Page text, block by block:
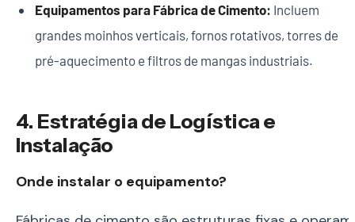
Equipamentos para Fábrica de Cimento: Incluem
grandes moinhos verticais, fornos rotativos, torres de
pré-aquecimento e filtros de mangas industriais.
4. Estratégia de Logística e
Instalação
Onde instalar o equipamento?